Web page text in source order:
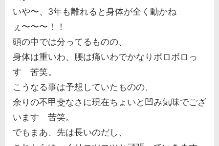
いや〜、3年も離れると身体が全く動かね
ぇ〜〜〜！！
頭の中では分ってるものの、
身体は重いわ、腰は痛いわでかなりボロボロっ
す 苦笑。
こうなる事は予想していたものの、
余りの不甲斐なさに現在ちょいと凹み気味でござ
います 苦笑。
でもまあ、先は長いのだし、